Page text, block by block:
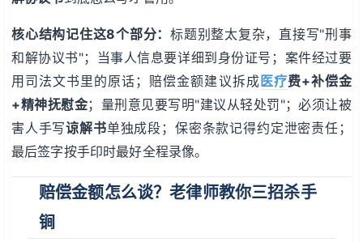
核心结构记住这8个部分：标题别整太复杂，直接写"刑事
和解协议书"；当事人信息要详细到身份证号；案件经过要
用司法文书里的原话；赔偿金额建议拆成 医疗费+补偿金
+精神抚慰金；量刑意见要写明"建议从轻处罚"；必须让被
害人手写谅解书单独成段；保密条款记得约定泄密责任；
最后签字按手印时最好全程录像。
赔偿金额怎么谈？老律师教你三招杀手
锏